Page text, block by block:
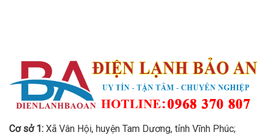
Cơ sở 1: Xã Vân Hội, huyện Tam Dương, tỉnh Vĩnh Phúc;